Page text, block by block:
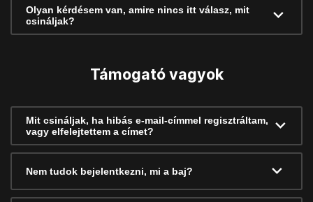
Olyan kérdésem van, amire nincs itt válasz, mit
csináljak?
Támogató vagyok
Mit csináljak, ha hibás e-mail-címmel regisztráltam,
vagy elfelejtettem a címet?
Nem tudok bejelentkezni, mi a baj?